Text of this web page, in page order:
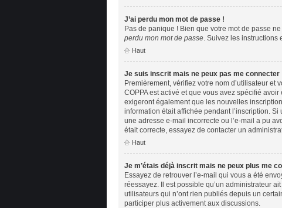
J’ai perdu mon mot de passe !
Pas de panique ! Bien que votre mot de passe
perdu mon mot de passe . Suivez les
Haut
Je suis inscrit mais ne peux pas me connecter
Premièrement, vérifiez votre nom d’utilisateur et
COPPA est activé et que vous avez spécifié
exigeront également que les nouvelles
information était affichée pendant l’inscription.
une adresse e-mail incorrecte ou l’e-mail a pu
était correcte, essayez de contacter un
Haut
Je m’étais déjà inscrit mais ne peux plus me
Essayez de retrouver l’e-mail qui vous a été
réessayez. Il est possible qu’un administrateur
utilisateurs qui n’ont rien publiés depuis un
participer plus activement aux discussions.